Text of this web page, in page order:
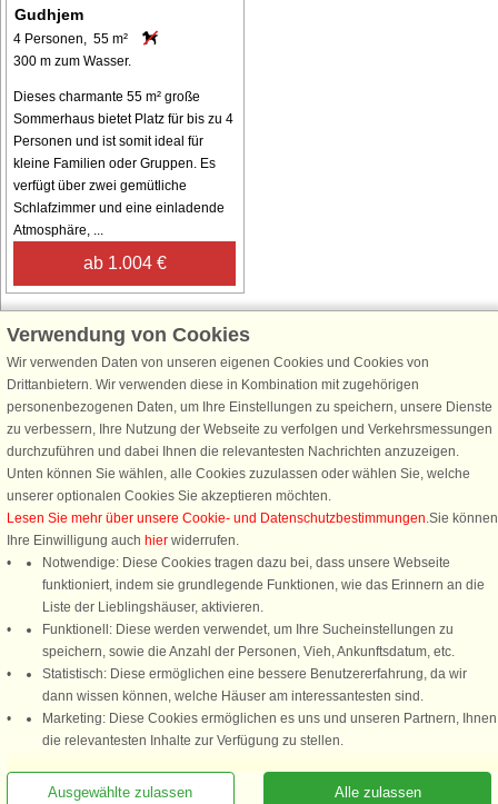
Gudhjem
4 Personen, 55 m²
300 m zum Wasser.
Dieses charmante 55 m² große
Sommerhaus bietet Platz für bis zu 4
Personen und ist somit ideal für
kleine Familien oder Gruppen. Es
verfügt über zwei gemütliche
Schlafzimmer und eine einladende
Atmosphäre, ...
ab 1.004 €
Schließen Sie sich 100.000 Ferienhaus-Fans an
Erhalten Sie einen Willkommensgutschein von 25 €für Ihren nächsten
Ferienhausurlaub - melden Sie sich einfach für den DanCenter Newsletter
an. Verpassen Sie nie wieder exklusive Angebote, Gewinnspiele und
Urlaubstipps!
Newsletter abonnieren
Folgen Sie uns:
DanCenter Kundenbewertung
basierend auf mehr 135.870 Kundenbewertungen
Verwendung von Cookies
Wir verwenden Daten von unseren eigenen Cookies und Cookies von
Drittanbietern. Wir verwenden diese in Kombination mit zugehörigen
personenbezogenen Daten, um Ihre Einstellungen zu speichern, unsere Dienste
zu verbessern, Ihre Nutzung der Webseite zu verfolgen und Verkehrsmessungen
durchzuführen und dabei Ihnen die relevantesten Nachrichten anzuzeigen.
Unten können Sie wählen, alle Cookies zuzulassen oder wählen Sie, welche
unserer optionalen Cookies Sie akzeptieren möchten.
Lesen Sie mehr über unsere Cookie- und Datenschutzbestimmungen.Sie können
Ihre Einwilligung auch hier widerrufen.
Notwendige: Diese Cookies tragen dazu bei, dass unsere Webseite
funktioniert, indem sie grundlegende Funktionen, wie das Erinnern an die
Liste der Lieblingshäuser, aktivieren.
Funktionell: Diese werden verwendet, um Ihre Sucheinstellungen zu
speichern, sowie die Anzahl der Personen, Vieh, Ankunftsdatum, etc.
Statistisch: Diese ermöglichen eine bessere Benutzererfahrung, da wir
dann wissen können, welche Häuser am interessantesten sind.
Marketing: Diese Cookies ermöglichen es uns und unseren Partnern, Ihnen
die relevantesten Inhalte zur Verfügung zu stellen.
Alle zulassen
Ausgewählte zulassen